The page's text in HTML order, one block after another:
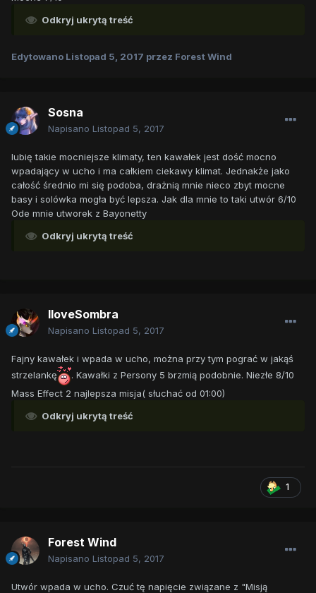
Odkryj ukrytą treść
Edytowano Listopad 5, 2017 przez Forest Wind
Sosna
Napisano Listopad 5, 2017
lubię takie mocniejsze klimaty, ten kawałek jest dość mocno
wpadający w ucho i ma całkiem ciekawy klimat. Jednakże jako
całość średnio mi się podoba, drażnią mnie nieco zbyt mocne
basy i solówka mogła być lepsza. Jak dla mnie to taki utwór 6/10
Ode mnie utworek z Bayonetty
Odkryj ukrytą treść
IloveSombra
Napisano Listopad 5, 2017
Fajny kawałek i wpada w ucho, można przy tym pograć w jakąś
strzelankę
. Kawałki z Persony 5 brzmią podobnie. Niezłe 8/10
Mass Effect 2 najlepsza misja( słuchać od 01:00)
Odkryj ukrytą treść
1
Forest Wind
Napisano Listopad 5, 2017
Utwór wpada w ucho. Czuć tę napięcie związane z "Misją